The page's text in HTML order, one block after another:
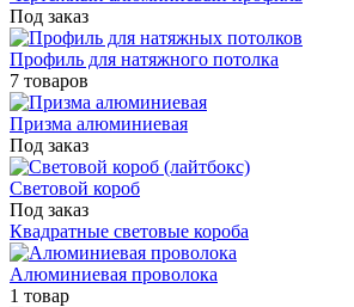
Под заказ
Профиль для натяжного потолка
7 товаров
Призма алюминиевая
Под заказ
Световой короб
Под заказ
Квадратные световые короба
Алюминиевая проволока
1 товар